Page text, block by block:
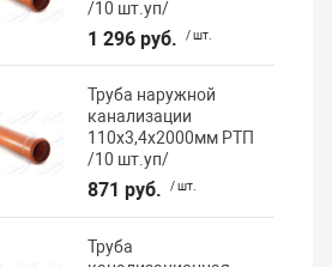
/10 шт.уп/
1 296 руб. / шт.
Труба наружной
канализации
110х3,4х2000мм РТП
/10 шт.уп/
871 руб. / шт.
Труба